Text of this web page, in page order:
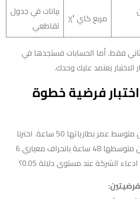
مربع كاي χ²
بيانات في جدول
تقاطعي
فقط. أما الحسابات فستجدها في
الاختبار يعتمد عليك وحدك.
فرضية خطوة
تدّعي شركة أن متوسط عمر بطارياتها 50 ساعة. اخترنا
عينة من 36 بطارية فكان متوسطها 48 ساعة بانحراف معياري 6
الشركة عند مستوى دلالة 0.05؟